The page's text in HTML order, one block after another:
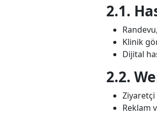
2.1.
Klinik
Dijital
2.2.
Ziyaretçi
Reklam